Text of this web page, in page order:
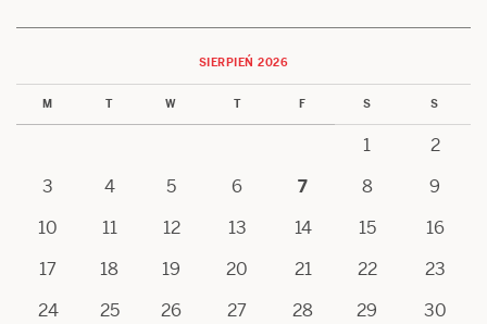
SIERPIEŃ 2026
M T W T F S S
1
2
3
4 5 6 7 8
9
10
11 12 13 14 15
16
17
18 19 20 21 22
23
24
25 26 27 28 29
30